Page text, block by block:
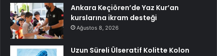
Ankara Keçiören’de Yaz Kur’an
kurslarına ikram desteği
Ağustos 8, 2026
Uzun Süreli Ülseratif Kolitte Kolon